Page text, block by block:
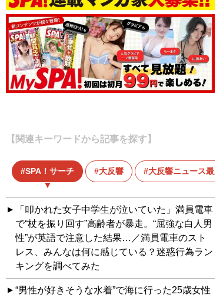
【関連キーワードから記事を探す】
SPA！サーチ 大反響 大反響ニュース最新
「叩かれた女子中学生が泣いていた」満員電車
で“杖を振り回す”高齢者が暴走。“屈強な白人男
性”が英語で注意した結果…／満員電車のスト
レス、みんなは何に感じている？迷惑行為ラン
キングを調べてみた
“男性が好きそうな水着”で海に行った25歳女性